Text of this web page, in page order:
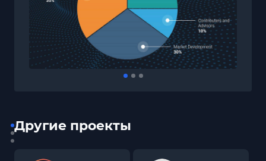
Другие проекты